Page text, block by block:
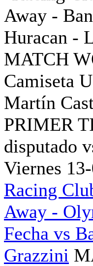
MATCH
Camiseta
Martín
PRIMER
disputado
Viernes
Racing
Away -
Fecha vs
Grazzini